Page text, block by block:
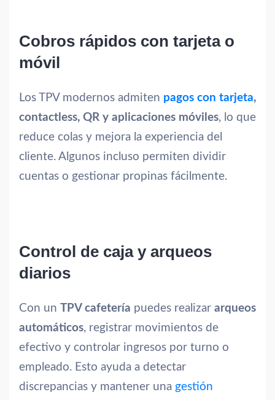
Cobros rápidos con tarjeta o
móvil
Los TPV modernos admiten pagos con tarjeta,
contactless, QR y aplicaciones móviles, lo que
reduce colas y mejora la experiencia del
cliente. Algunos incluso permiten dividir
cuentas o gestionar propinas fácilmente.
Control de caja y arqueos
diarios
Con un TPV cafetería puedes realizar arqueos
automáticos, registrar movimientos de
efectivo y controlar ingresos por turno o
empleado. Esto ayuda a detectar
discrepancias y mantener una gestión